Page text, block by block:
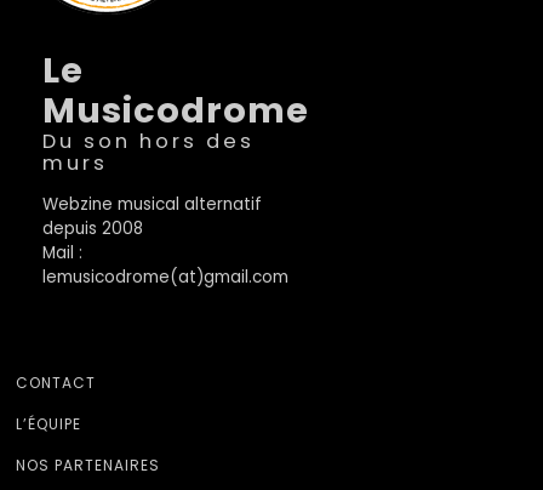
Le
Musicodrome
Du son hors des
murs
Webzine musical alternatif
depuis 2008
Mail :
lemusicodrome(at)gmail.com
CONTACT
L’ÉQUIPE
NOS PARTENAIRES